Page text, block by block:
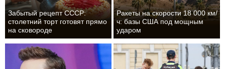
Забытый рецепт СССР:
столетний торт готовят прямо
на сковороде
Ракеты на скорости 18 000 км/
ч: базы США под мощным
ударом